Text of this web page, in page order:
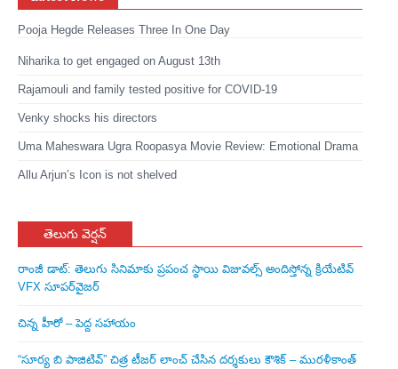
Pooja Hegde Releases Three In One Day
Niharika to get engaged on August 13th
Rajamouli and family tested positive for COVID-19
Venky shocks his directors
Uma Maheswara Ugra Roopasya Movie Review: Emotional Drama
Allu Arjun’s Icon is not shelved
తెలుగు వెర్షన్
రాంజీ డాట్: తెలుగు సినిమాకు ప్రపంచ స్థాయి విజువల్స్ అందిస్తోన్న క్రియేటివ్
VFX సూపర్‌వైజర్
చిన్న హీరో – పెద్ద సహాయం
“సూర్య బి పాజిటివ్” చిత్ర టీజర్ లాంచ్ చేసిన‌ దర్శకులు కౌశిక్ – మురళీకాంత్